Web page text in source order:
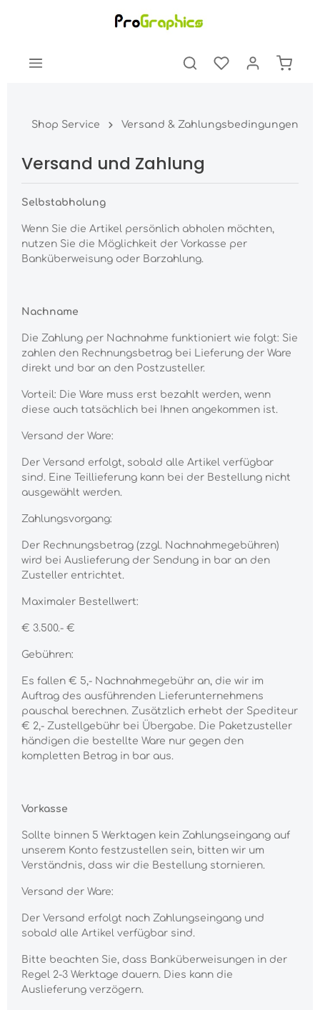
Shop Service Versand & Zahlungsbedingungen
Versand und Zahlung
Selbstabholung
Wenn Sie die Artikel persönlich abholen möchten,
nutzen Sie die Möglichkeit der Vorkasse per
Banküberweisung oder Barzahlung.
Nachname
Die Zahlung per Nachnahme funktioniert wie folgt: Sie
zahlen den Rechnungsbetrag bei Lieferung der Ware
direkt und bar an den Postzusteller.
Vorteil: Die Ware muss erst bezahlt werden, wenn
diese auch tatsächlich bei Ihnen angekommen ist.
Versand der Ware:
Der Versand erfolgt, sobald alle Artikel verfügbar
sind. Eine Teillieferung kann bei der Bestellung nicht
ausgewählt werden.
Zahlungsvorgang:
Der Rechnungsbetrag (zzgl. Nachnahmegebühren)
wird bei Auslieferung der Sendung in bar an den
Zusteller entrichtet.
Maximaler Bestellwert:
€ 3.500.- €
Gebühren:
Es fallen € 5,- Nachnahmegebühr an, die wir im
Auftrag des ausführenden Lieferunternehmens
pauschal berechnen. Zusätzlich erhebt der Spediteur
€ 2,- Zustellgebühr bei Übergabe. Die Paketzusteller
händigen die bestellte Ware nur gegen den
kompletten Betrag in bar aus.
Vorkasse
Sollte binnen 5 Werktagen kein Zahlungseingang auf
unserem Konto festzustellen sein, bitten wir um
Verständnis, dass wir die Bestellung stornieren.
Versand der Ware:
Der Versand erfolgt nach Zahlungseingang und
sobald alle Artikel verfügbar sind.
Bitte beachten Sie, dass Banküberweisungen in der
Regel 2-3 Werktage dauern. Dies kann die
Auslieferung verzögern.